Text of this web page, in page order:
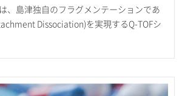
、島津独自のフラグメンテーションであ
Dissociation)を実現するQ-TOFシ